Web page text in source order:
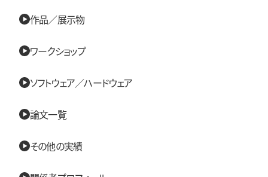
作品／展示物
ワークショップ
ソフトウェア／ハードウェア
論文一覧
その他の実績